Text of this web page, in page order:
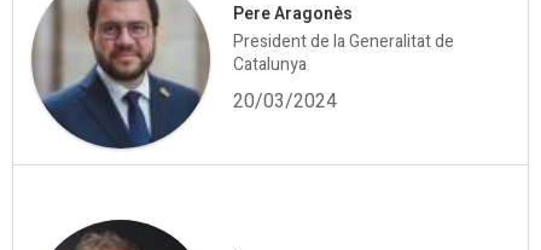
Pere Aragonès
President de la Generalitat de
Catalunya
20/03/2024